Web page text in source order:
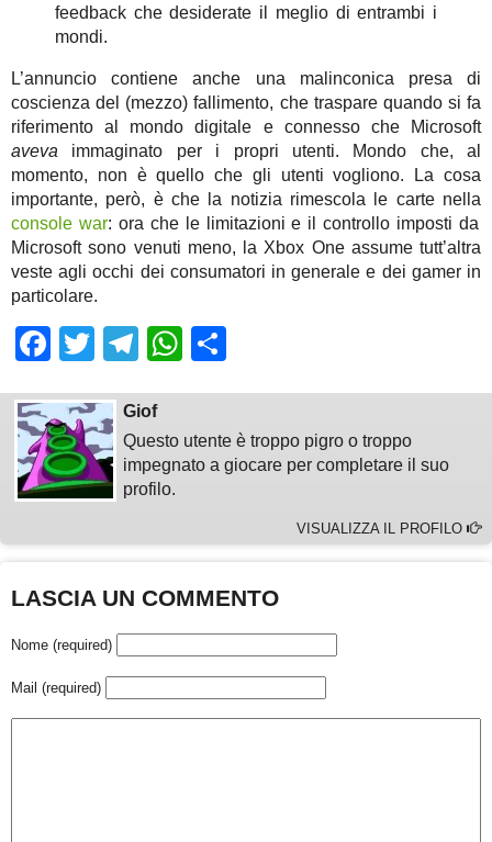
feedback che desiderate il meglio di entrambi i
mondi.
L’annuncio contiene anche una malinconica presa di
coscienza del (mezzo) fallimento, che traspare quando si fa
riferimento al mondo digitale e connesso che Microsoft
aveva immaginato per i propri utenti. Mondo che, al
momento, non è quello che gli utenti vogliono. La cosa
importante, però, è che la notizia rimescola le carte nella
console war: ora che le limitazioni e il controllo imposti da
Microsoft sono venuti meno, la Xbox One assume tutt’altra
veste agli occhi dei consumatori in generale e dei gamer in
particolare.
Facebook
TwitterTelegram
WhatsApp
Giof
Questo utente è troppo pigro o troppo
impegnato a giocare per completare il suo
profilo.
VISUALIZZA IL PROFILO
LASCIA UN COMMENTO
Nome (required)
Mail (required)